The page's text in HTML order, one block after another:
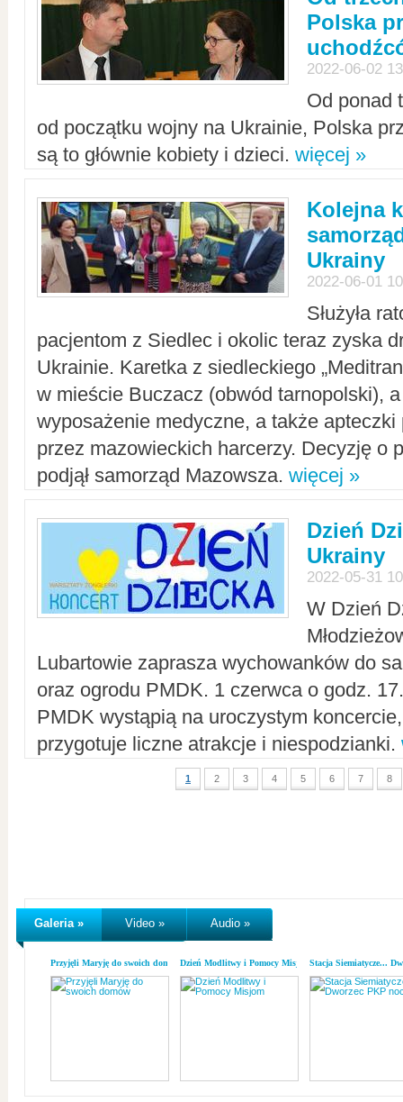
Polska
2022-06-02
Od ponad
od początku wojny na Ukrainie, Polska
są to głównie kobiety i dzieci. więcej »
Kolejna
Ukrainy
2022-06-01
Służyła
pacjentom z Siedlec i okolic teraz zyska
Ukrainie. Karetka z siedleckiego
w mieście Buczacz (obwód tarnopolski),
wyposażenie medyczne, a także apteczki
przez mazowieckich harcerzy. Decyzję o
podjął samorząd Mazowsza. więcej »
Dzień
Ukrainy
2022-05-31
W Dzień
Lubartowie zaprasza wychowanków do
oraz ogrodu PMDK. 1 czerwca o godz.
PMDK wystąpią na uroczystym
przygotuje liczne atrakcje i niespodzianki.
1 2 3 4 5 6 7 8
Galeria » Video » Audio »
Przyjęli Maryję do swoich domówDzień Modlitwy i Pomocy MisjomStacja Siemiatycze...